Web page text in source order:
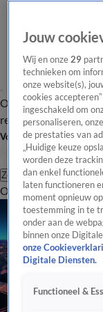
Overzicht Laatste
redactie
Volg Hart van Nederland
Zoeken
OverzichtRegio
Jouw
Wij en onze29
technieken om
onze website(s),
cookies
ingeschakeld om
personaliseren,
de prestaties van
„Huidige keuze
worden deze
dan enkel
laten functioneren
moment opnieuw
toestemming in te
onder aan de
binnen onze
onze
Digitale Diensten.
Functioneel &